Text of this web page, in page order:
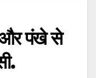
और पंखे से